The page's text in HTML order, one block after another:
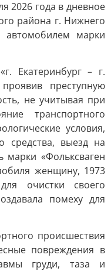
2026 года в дневное
района г. Нижнего
автомобилем марки
Екатеринбург – г.
преступную
не учитывая при
транспортного
условия,
средства, выезд на
марки «Фольксваген
женщину, 1973
очистки своего
помеху для
происшествия
повреждения в
груди, таза и